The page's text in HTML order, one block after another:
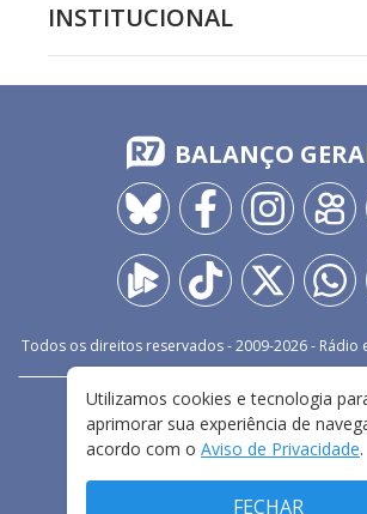
INSTITUCIONAL
BALANÇO
Todos os direitos reservados - 2009-2026- Rádio
FALE CONOSCO
TERMOS E CONDIÇÕES DE USO
Utilizamos cookies e tecnologia
aprimorar sua experiência de
acordo com o Aviso de Privacidade.
FECHAR